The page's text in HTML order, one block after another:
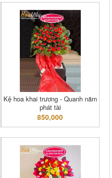
Kệ hoa khai trương - Quanh năm
phát tài
850,000